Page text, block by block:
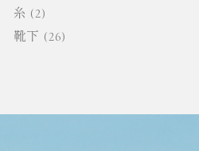
糸 (2)
靴下 (26)